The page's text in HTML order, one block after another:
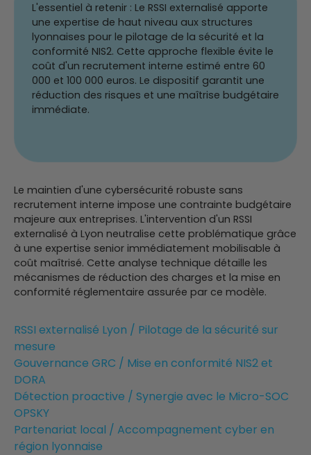
L'essentiel à retenir : Le RSSI externalisé apporte
une expertise de haut niveau aux structures
lyonnaises pour le pilotage de la sécurité et la
conformité NIS2. Cette approche flexible évite le
coût d'un recrutement interne estimé entre 60
000 et 100 000 euros. Le dispositif garantit une
réduction des risques et une maîtrise budgétaire
immédiate.
Le maintien d'une cybersécurité robuste sans
recrutement interne impose une contrainte budgétaire
majeure aux entreprises. L'intervention d'un RSSI
externalisé à Lyon neutralise cette problématique grâce
à une expertise senior immédiatement mobilisable à
coût maîtrisé. Cette analyse technique détaille les
mécanismes de réduction des charges et la mise en
conformité réglementaire assurée par ce modèle.
RSSI externalisé Lyon / Pilotage de la sécurité sur
mesure
Gouvernance GRC / Mise en conformité NIS2 et
DORA
Détection proactive / Synergie avec le Micro-SOC
OPSKY
Partenariat local / Accompagnement cyber en
région lyonnaise